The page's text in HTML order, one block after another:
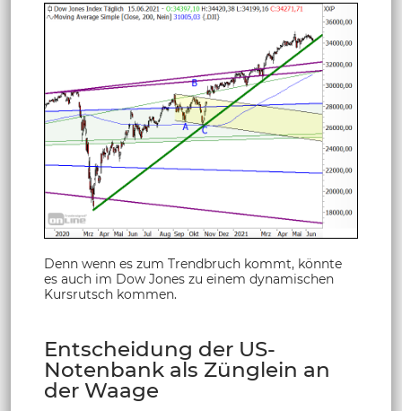
Denn wenn es zum Trendbruch kommt, könnte
es auch im Dow Jones zu einem dynamischen
Kursrutsch kommen.
Entscheidung der US-
Notenbank als Zünglein an
der Waage